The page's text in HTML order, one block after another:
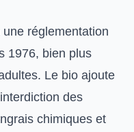
une réglementation
1976, bien plus
Le bio ajoute
des
chimiques et